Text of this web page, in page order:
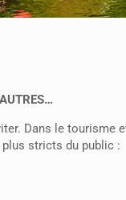
Dans le tourisme
stricts du public :